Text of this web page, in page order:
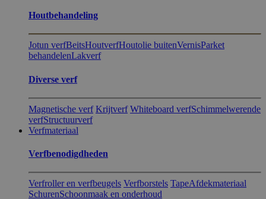
Hout​behandeling
Jotun verfBeitsHoutverfHoutolie buitenVernisParket
behandelenLakverf
Diverse verf
Magnetische verf Krijtverf Whiteboard verfSchimmelwerende
verfStructuurverf
Verfmateriaal
Verfbenodigdheden
Verfroller en verfbeugels Verfborstels TapeAfdekmateriaal
SchurenSchoonmaak en onderhoud